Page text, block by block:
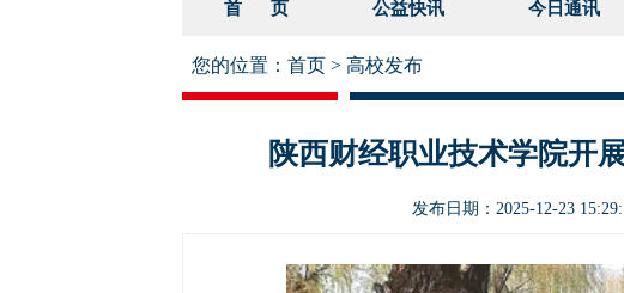
首 页 公益快讯 今日通讯
您的位置： 首页 > 高校发布
陕西财经职业技术学院开
发布日期：2025-12-23